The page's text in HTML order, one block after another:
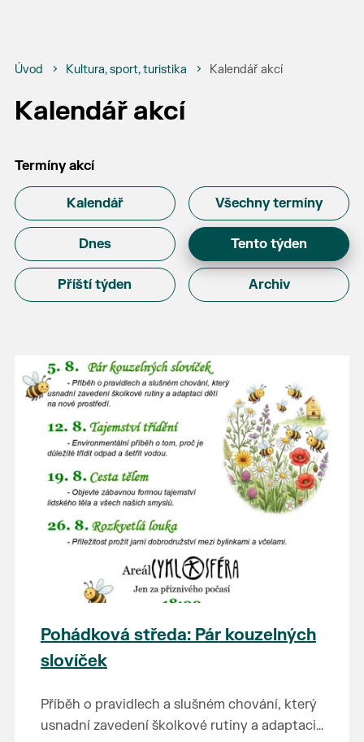
Úvod Kultura, sport, turistika Kalendář akcí
Kalendář akcí
Termíny akcí
Kalendář Všechny termíny
Dnes Tento týden
Příští týden Archiv
Pohádková středa: Pár kouzelných
slovíček
Příběh o pravidlech a slušném chování, který
usnadní zavedení školkové rutiny a adaptaci